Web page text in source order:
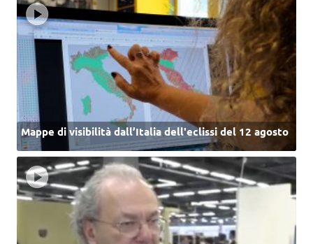
Mappe di visibilità dall’Italia dell'eclissi del 12 agosto